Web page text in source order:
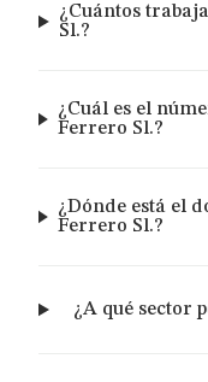
¿Cuántos
Sl.?
¿Cuál es el
Ferrero Sl.?
¿Dónde está el
Ferrero Sl.?
¿A qué sector